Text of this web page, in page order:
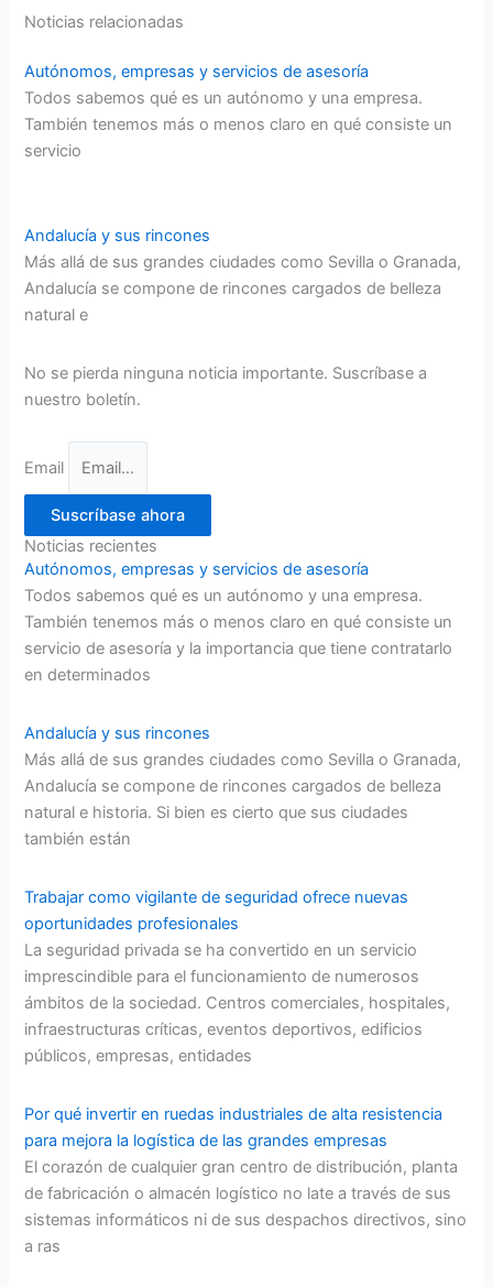
Noticias relacionadas
Autónomos, empresas y servicios de asesoría
Todos sabemos qué es un autónomo y una empresa.
También tenemos más o menos claro en qué consiste un
servicio
Andalucía y sus rincones
Más allá de sus grandes ciudades como Sevilla o Granada,
Andalucía se compone de rincones cargados de belleza
natural e
No se pierda ninguna noticia importante. Suscríbase a
nuestro boletín.
Email
Suscríbase ahora
Noticias recientes
Autónomos, empresas y servicios de asesoría
Todos sabemos qué es un autónomo y una empresa.
También tenemos más o menos claro en qué consiste un
servicio de asesoría y la importancia que tiene contratarlo
en determinados
Andalucía y sus rincones
Más allá de sus grandes ciudades como Sevilla o Granada,
Andalucía se compone de rincones cargados de belleza
natural e historia. Si bien es cierto que sus ciudades
también están
Trabajar como vigilante de seguridad ofrece nuevas
oportunidades profesionales
La seguridad privada se ha convertido en un servicio
imprescindible para el funcionamiento de numerosos
ámbitos de la sociedad. Centros comerciales, hospitales,
infraestructuras críticas, eventos deportivos, edificios
públicos, empresas, entidades
Por qué invertir en ruedas industriales de alta resistencia
para mejora la logística de las grandes empresas
El corazón de cualquier gran centro de distribución, planta
de fabricación o almacén logístico no late a través de sus
sistemas informáticos ni de sus despachos directivos, sino
a ras